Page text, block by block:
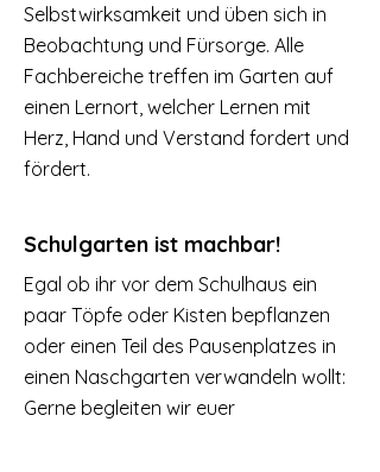
Selbstwirksamkeit und üben sich in
Beobachtung und Fürsorge. Alle
Fachbereiche treffen im Garten auf
einen Lernort, welcher Lernen mit
Herz, Hand und Verstand fordert und
fördert.
Schulgarten ist machbar!
Egal ob ihr vor dem Schulhaus ein
paar Töpfe oder Kisten bepflanzen
oder einen Teil des Pausenplatzes in
einen Naschgarten verwandeln wollt:
Gerne begleiten wir euer